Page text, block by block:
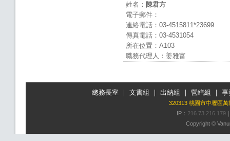
姓名： 陳君方
電子郵件：
連絡電話：03-4515811*23699
傳真電話：03-4531054
所在位置：A103
職務代理人：姜雅富
總務長室 ｜ 文書組 ｜ 出納組 ｜ 營繕組 ｜ 事
320313 桃園市中壢區萬
IP： 216.73.216.179
Copyright ©